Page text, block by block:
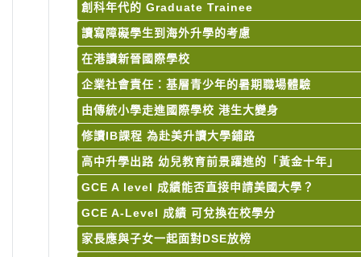
創科年代的 Graduate Trainee
讀寫障礙學生到海外升學的考慮
在港讀新晉國際學校
企業社會責任：基層青少年的暑期職場體驗
由傳統小學走進國際學校 港生大變身
修讀IB課程 為赴美升讀大學鋪路
高中升學出路 幼兒教育前景躍進的「黃金十年」
GCE A level 成績能否直接申請美國大學？
GCE A-Level 成績 可兌換在校學分
家長應與子女一起面對DSE放榜